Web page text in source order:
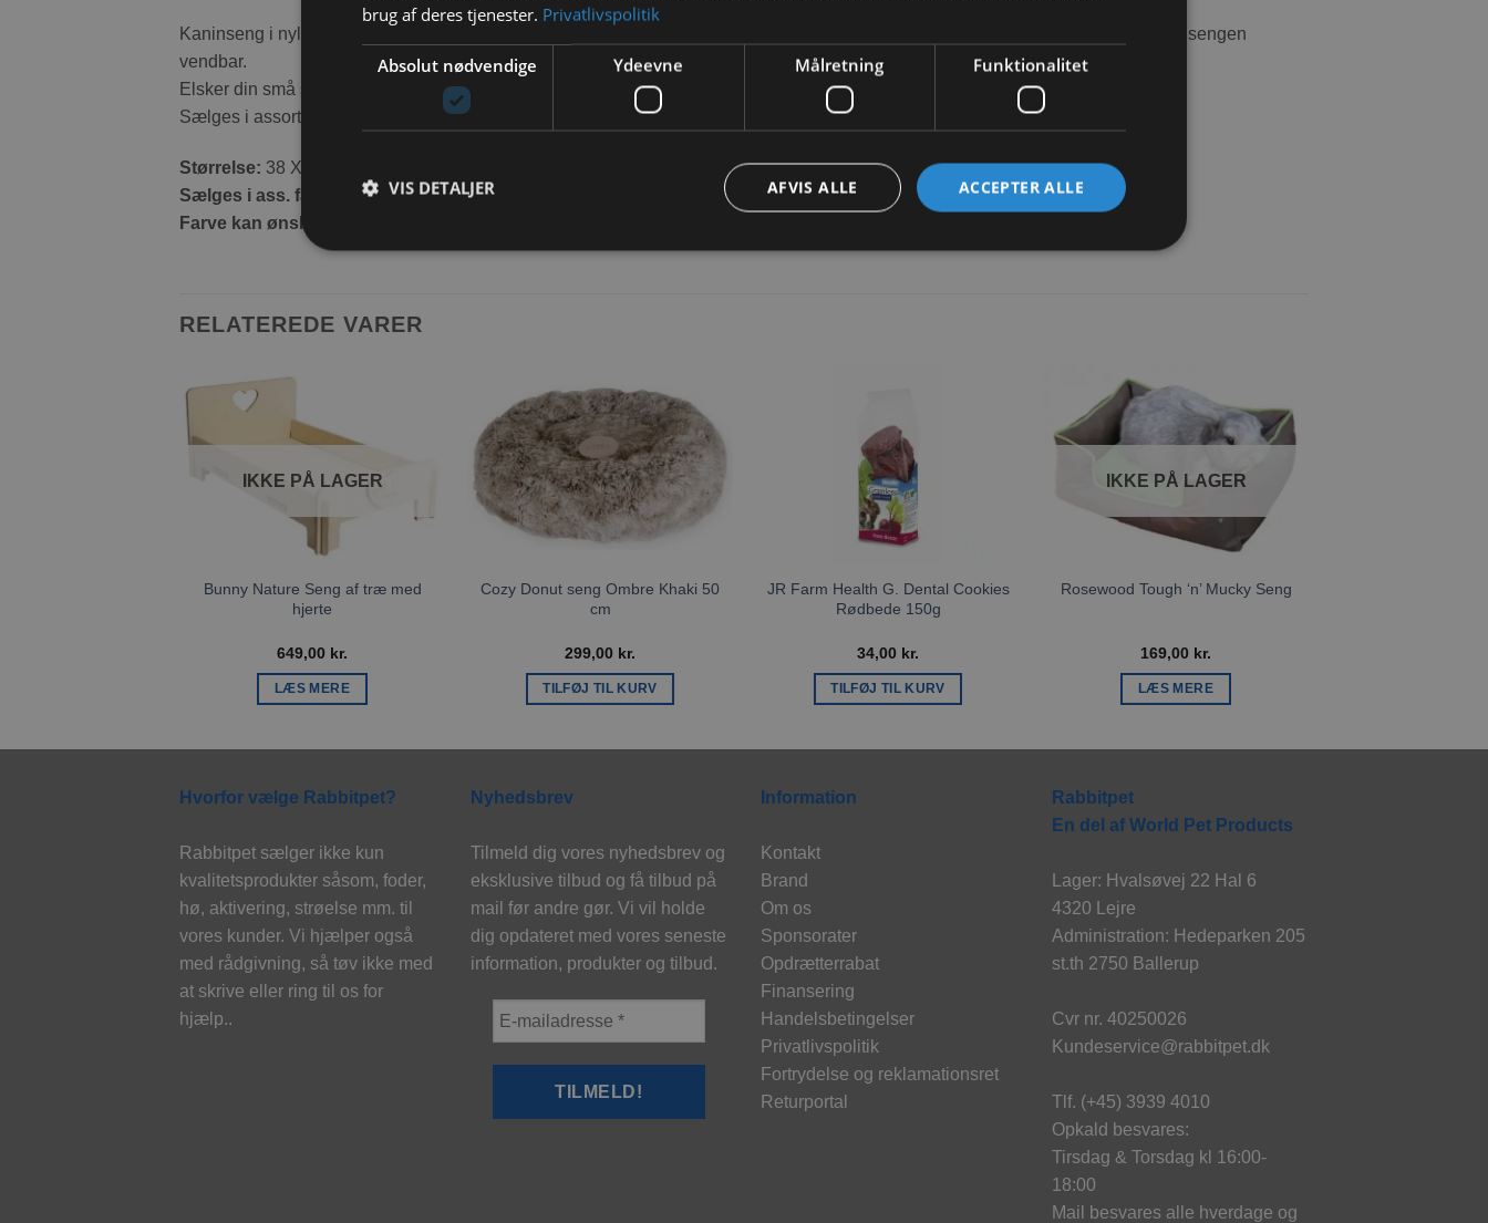
Kaninseng i nylon-/lammeskindsimiteret og med dejligt blødt polyesterbetræk og Skumfyld som din kanin vil elske, ud over det er sengen
vendbar.
Elsker din små senge, så er denne måske lidt det du leder efter.
Sælges i assorteret farver.
Størrelse: 38 X 31 cm
Sælges i ass. farve
Farve kan ønskes men ikke garanteres. “Rød – Grøn – Blå”
RELATEREDE VARER
IKKE PÅ LAGER
Bunny Nature Seng af træ med
hjerte
649,00 kr.
LÆS MERE
Tilføj til
ønskeliste
Cozy Donut seng Ombre Khaki 50
cm
299,00 kr.
TILFØJ TIL KURV
JR Farm Health G. Dental Cookies
Rødbede 150g
34,00 kr.
TILFØJ TIL KURV
Tilføj til
ønskeliste
IKKE PÅ LAGER
Rosewood Tough ‘n’ Mucky Seng
169,00 kr.
LÆS MERE
Hvorfor vælge Rabbitpet?
Rabbitpet sælger ikke kun
kvalitetsprodukter såsom, foder,
hø, aktivering, strøelse mm. til
vores kunder. Vi hjælper også
med rådgivning, så tøv ikke med
at skrive eller ring til os for
hjælp..
Nyhedsbrev
Tilmeld dig vores nyhedsbrev og
eksklusive tilbud og få tilbud på
mail før andre gør. Vi vil holde
dig opdateret med vores seneste
information, produkter og tilbud.
Information
Kontakt
Brand
Om os
Sponsorater
Opdrætterrabat
Finansering
Handelsbetingelser
Privatlivspolitik
Fortrydelse og reklamationsret
Returportal
Rabbitpet
En del af World Pet Products
Lager: Hvalsøvej 22 Hal 6
4320 Lejre
Administration: Hedeparken 205
st.th 2750 Ballerup
Cvr nr. 40250026
Kundeservice@rabbitpet.dk
Tlf. (+45) 3939 4010
Opkald besvares:
Tirsdag & Torsdag kl 16:00-
18:00
Mail besvares alle hverdage og
brug af deres tjenester. Privatlivspolitik
Absolut nødvendige Ydeevne Målretning Funktionalitet
ACCEPTER ALLE
AFVIS ALLE
VIS DETALJER